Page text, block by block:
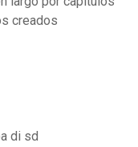
creados
di sd